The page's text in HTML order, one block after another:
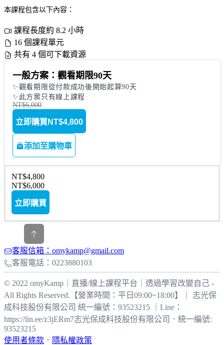
本課程包含以下內容：
課程長度約 8.2 小時
16 個課程單元
共有 4 個可下載資源
一般方案：觀看期限90天
✨觀看期限從付款成功後開始起算90天
✨此方案只有線上課程
NT$6,000
立即購買 NT$4,800
添加至購物車
NT$4,800
NT$6,000
立即購買
客服信箱：omykamp@gmail.com
客服電話：0223880103
© 2022 omyKamp｜直播/線上課程平台｜透過學習改變自己 -
All Rights Reserved.【營業時間：平日09:00~18:00】｜ 志光保
成科技股份有限公司 統一編號：93523215 ｜Line：
https://lin.ee/z3jERm7志光保成科技股份有限公司 ． 統一編號:
93523215
使用者條款 ． 隱私權政策